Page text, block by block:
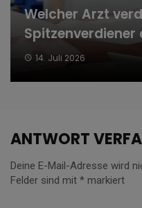
Welcher Arzt
Spitzenverdiener
14. Juli 2026
ANTWORT
Deine E-Mail-Adresse wird
Felder sind mit * markiert